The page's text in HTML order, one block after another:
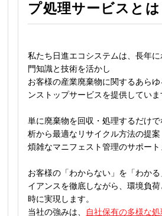
プ処理サービスとは
私たち日進エコシステムは、長年
門知識と技術を活かし
お客様の産業廃棄物に関するあら
ンストップサービスを提供していま
単に廃棄物を回収・処理するだけ
析から最適なリサイクル方法の提案
煩雑なマニフェスト管理のサポート
お客様の「わからない」を「わか
イアンスを徹底しながら、環境負
時に実現します。
当社の強みは、 自社保有の多様な処